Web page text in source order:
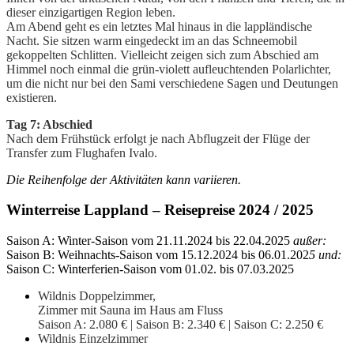
dieser einzigartigen Region leben.
Am Abend geht es ein letztes Mal hinaus in die lappländische
Nacht. Sie sitzen warm eingedeckt im an das Schneemobil
gekoppelten Schlitten. Vielleicht zeigen sich zum Abschied am
Himmel noch einmal die grün-violett aufleuchtenden Polarlichter,
um die nicht nur bei den Sami verschiedene Sagen und Deutungen
existieren.
Tag 7: Abschied
Nach dem Frühstück erfolgt je nach Abflugzeit der Flüge der
Transfer zum Flughafen Ivalo.
Die Reihenfolge der Aktivitäten kann variieren.
Winterreise Lappland – Reisepreise 2024 / 2025
Saison A: Winter-Saison vom 21.11.2024 bis 22.04.2025 außer:
Saison B: Weihnachts-Saison vom 15.12.2024 bis 06.01.2025 und:
Saison C: Winterferien-Saison vom 01.02. bis 07.03.2025
Wildnis Doppelzimmer,
Zimmer mit Sauna im Haus am Fluss
Saison A: 2.080 € | Saison B: 2.340 € | Saison C: 2.250 €
Wildnis Einzelzimmer